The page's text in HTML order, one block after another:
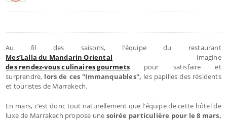
Au fil des saisons, l’équipe du restaurant
Mes’Lalla du Mandarin Oriental imagine
des rendez-vous culinaires gourmets pour satisfaire et
surprendre, lors de ces "Immanquables", les papilles des résidents
et touristes de Marrakech.
En mars, c’est donc tout naturellement que l’équipe de cette hôtel de
luxe de Marrakech propose une soirée particulière pour le 8 mars,